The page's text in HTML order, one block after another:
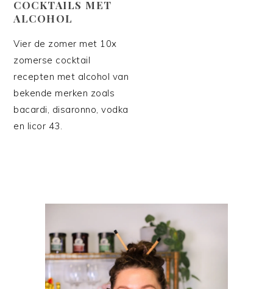
COCKTAILS MET
ALCOHOL
Vier de zomer met 10x
zomerse cocktail
recepten met alcohol van
bekende merken zoals
bacardi, disaronno, vodka
en licor 43.